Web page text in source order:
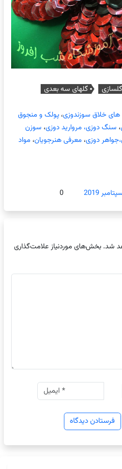
گلهای سه بعدی
های خلاق سوزندوزی،پولک و منجوق
، سنگ دوزی، مروارید دوزی، سوزن
دوزی،معرفی هنرجویان،مواد
0
شد. بخش‌های موردنیاز علامت‌گذاری